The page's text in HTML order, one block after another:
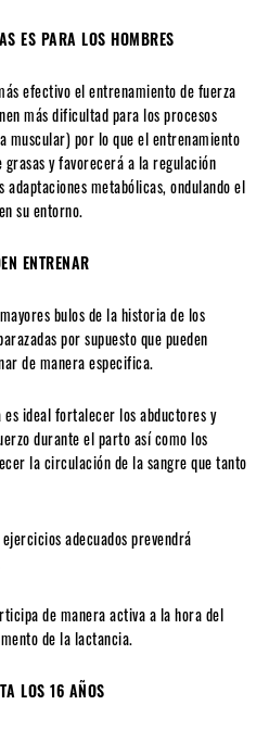
ES PARA LOS HOMBRES
efectivo el entrenamiento de fuerza
más dificultad para los procesos
muscular) por lo que el entrenamiento
y favorecerá a la regulación
metabólicas, ondulando el
su entorno.
ENTRENAR
bulos de la historia de los
por supuesto que pueden
de manera especifica.
ideal fortalecer los abductores y
durante el parto así como los
la circulación de la sangre que tanto
adecuados prevendrá
de manera activa a la hora del
de la lactancia.
LOS 16 AÑOS